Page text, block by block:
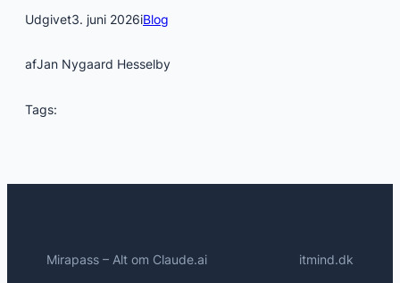
Udgivet3. juni 2026iBlog
afJan Nygaard Hesselby
Tags:
Mirapass – Alt om Claude.ai itmind.dk